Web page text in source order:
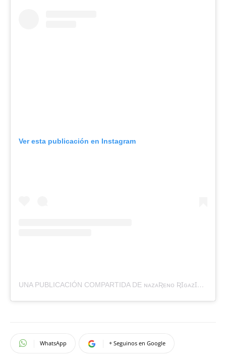
Ver esta publicación en Instagram
UNA PUBLICACIÓN COMPARTIDA DE ɴᴀᴢᴀƦᴇɴᴏ ƦꞮɢᴀᴢꞮᴏ (@NAZARIGAZIO)
WhatsApp + Seguinos en Google